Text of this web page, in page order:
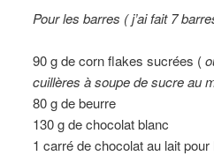
Pour les barres ( j’ai fait 7
90 g de corn flakes sucrées (
cuillères à soupe de sucre au
80 g de beurre
130 g de chocolat blanc
1 carré de chocolat au lait pour